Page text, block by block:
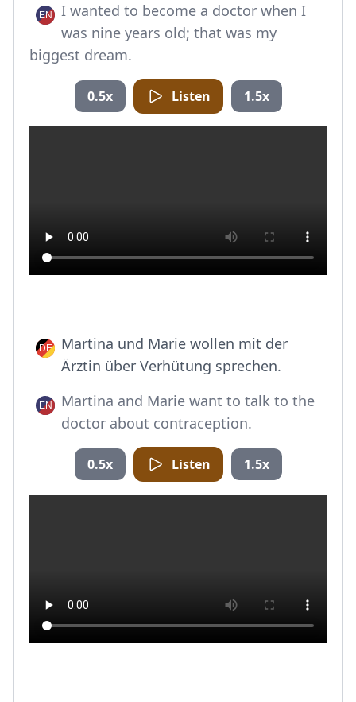
I wanted to become a doctor when I
was nine years old; that was my
biggest dream.
0.5x Listen 1.5x
Martina und Marie wollen mit der
Ärztin über Verhütung sprechen.
Martina and Marie want to talk to the
doctor about contraception.
0.5x Listen 1.5x